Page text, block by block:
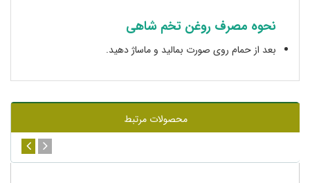
نحوه مصرف روغن تخم شاهی
بعد از حمام روی صورت بمالید و ماساژ دهید.
محصولات مرتبط